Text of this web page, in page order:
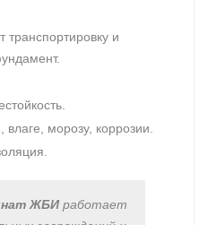
и
влаге, морозу, коррозии.
ЖБИработает